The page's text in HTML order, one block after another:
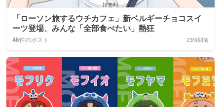
「ローソン旅するウチカフェ」新ベルギーチョコスイ
ーツ登場、みんな「全部食べたい」熱狂
46件のポスト 23時間前